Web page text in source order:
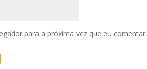
para a próxima vez que eu comentar.